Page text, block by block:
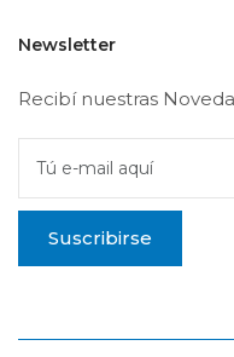
Newsletter
Recibí nuestras
Tú e-mail aquí
Suscribirse